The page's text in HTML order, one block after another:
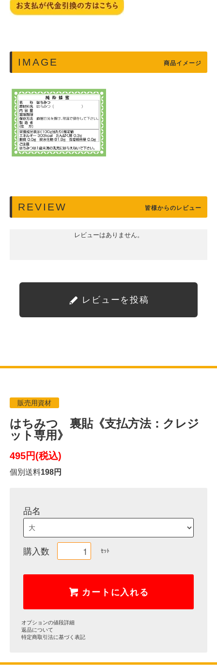
IMAGE 商品イメージ
REVIEW 皆様からのレビュー
レビューはありません。
レビューを投稿
販売用資材
はちみつ 裏貼《支払方法：クレジ
ット専用》
495円(税込)
個別送料198円
品名
購入数 ｾｯﾄ
カートに入れる
オプションの値段詳細
返品について
特定商取引法に基づく表記